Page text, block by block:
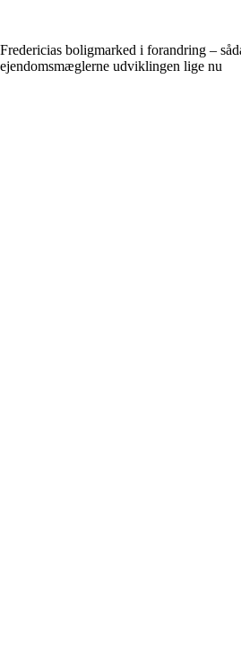
Fredericias boligmarked i forandring –
ejendomsmæglerne udviklingen lige nu